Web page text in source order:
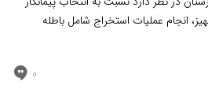
انجام عملیات استخراج شامل باطله
0